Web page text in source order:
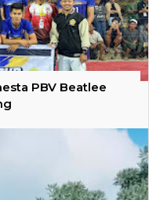
PBV Beatlee